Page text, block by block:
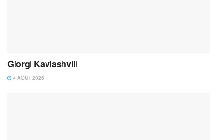
Giorgi Kavlashvili
4 AOÛT 2026